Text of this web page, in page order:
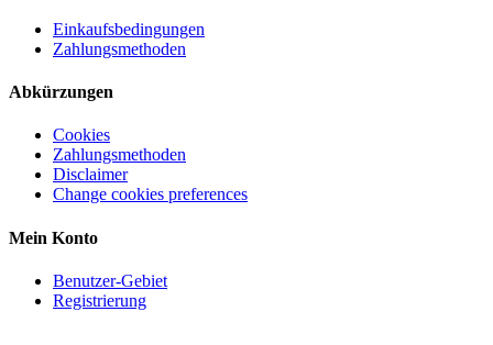
Einkaufsbedingungen
Zahlungsmethoden
Abkürzungen
Cookies
Zahlungsmethoden
Disclaimer
Change cookies preferences
Mein Konto
Benutzer-Gebiet
Registrierung